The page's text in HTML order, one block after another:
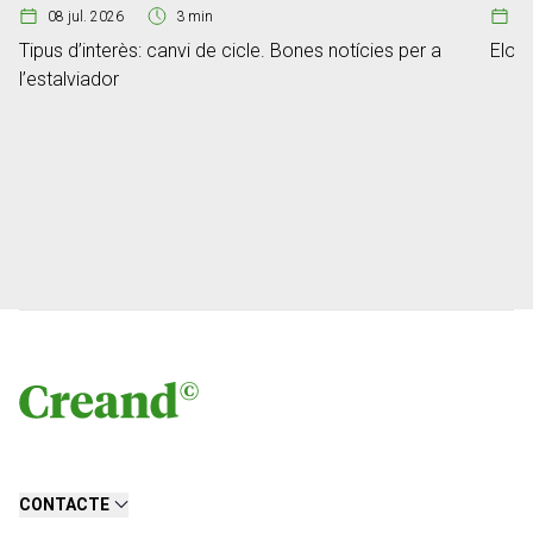
08 jul. 2026 3 min
Tipus d’interès: canvi de cicle. Bones notícies per a
l’estalviador
Elon
CONTACTE